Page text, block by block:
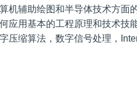
机辅助绘图和半导体技术方面的
应用基本的工程原理和技术技
压缩算法，数字信号处理，